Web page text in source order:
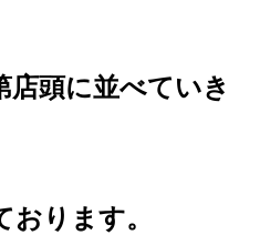
店頭に並べていき
ります。